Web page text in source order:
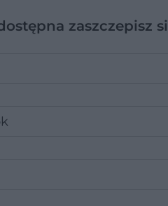
zaszczepisz